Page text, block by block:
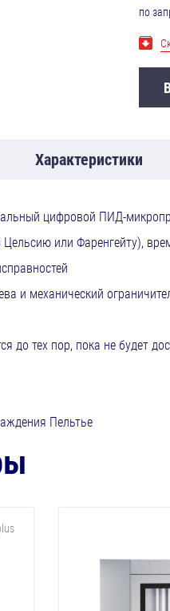
по
Характеристики
цифровой ПИД-
или Фаренгейту),
и механический
до тех пор, пока не будет
Пельтье